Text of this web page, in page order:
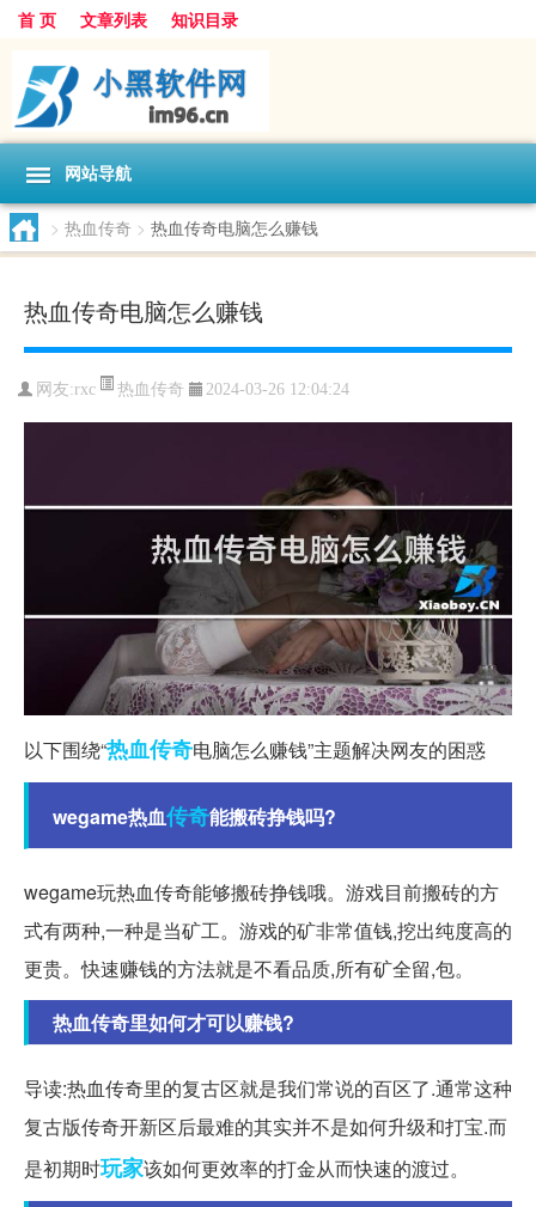
首 页 文章列表 知识目录
网站导航
> 热血传奇 > 热血传奇电脑怎么赚钱
热血传奇电脑怎么赚钱
网友:rxc 热血传奇 2024-03-26 12:04:24
以下围绕“热血传奇电脑怎么赚钱”主题解决网友的困惑
wegame热血传奇能搬砖挣钱吗?
wegame玩热血传奇能够搬砖挣钱哦。游戏目前搬砖的方
式有两种,一种是当矿工。游戏的矿非常值钱,挖出纯度高的
更贵。快速赚钱的方法就是不看品质,所有矿全留,包。
热血传奇里如何才可以赚钱?
导读:热血传奇里的复古区就是我们常说的百区了.通常这种
复古版传奇开新区后最难的其实并不是如何升级和打宝.而
是初期时玩家该如何更效率的打金从而快速的渡过。